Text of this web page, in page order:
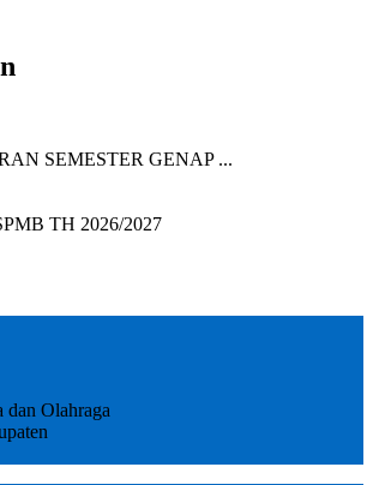
SEMESTER GENAP ...
TH 2026/2027
dan Olahraga